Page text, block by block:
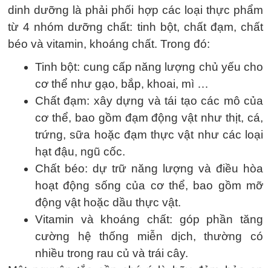
dinh dưỡng là phải phối hợp các loại thực phẩm
từ 4 nhóm dưỡng chất: tinh bột, chất đạm, chất
béo và vitamin, khoáng chất. Trong đó:
Tinh bột: cung cấp năng lượng chủ yếu cho
cơ thể như gạo, bắp, khoai, mì …
Chất đạm: xây dựng và tái tạo các mô của
cơ thể, bao gồm đạm động vật như thịt, cá,
trứng, sữa hoặc đạm thực vật như các loại
hạt đậu, ngũ cốc.
Chất béo: dự trữ năng lượng và điều hòa
hoạt động sống của cơ thể, bao gồm mỡ
động vật hoặc dầu thực vật.
Vitamin và khoáng chất: góp phần tăng
cường hệ thống miễn dịch, thường có
nhiều trong rau củ và trái cây.